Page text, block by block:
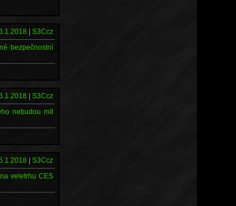
|S3Ccz
bezpečnostní
|S3Ccz
nebudou mít
|S3Ccz
veletrhu CES